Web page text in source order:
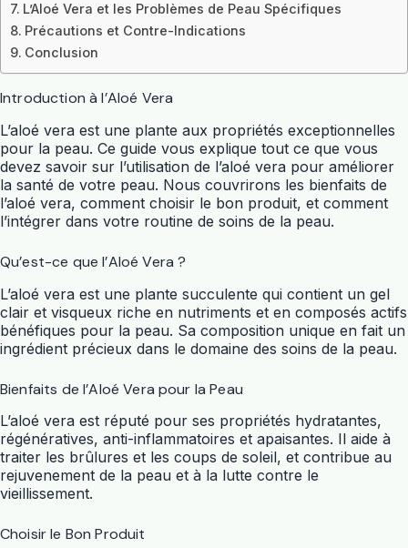
L’Aloé Vera et les Problèmes de Peau Spécifiques
Précautions et Contre-Indications
Conclusion
Introduction à l’Aloé Vera
L’aloé vera est une plante aux propriétés exceptionnelles
pour la peau. Ce guide vous explique tout ce que vous
devez savoir sur l’utilisation de l’aloé vera pour améliorer
la santé de votre peau. Nous couvrirons les bienfaits de
l’aloé vera, comment choisir le bon produit, et comment
l’intégrer dans votre routine de soins de la peau.
Qu’est-ce que l’Aloé Vera ?
L’aloé vera est une plante succulente qui contient un gel
clair et visqueux riche en nutriments et en composés actifs
bénéfiques pour la peau. Sa composition unique en fait un
ingrédient précieux dans le domaine des soins de la peau.
Bienfaits de l’Aloé Vera pour la Peau
L’aloé vera est réputé pour ses propriétés hydratantes,
régénératives, anti-inflammatoires et apaisantes. Il aide à
traiter les brûlures et les coups de soleil, et contribue au
rejuvenement de la peau et à la lutte contre le
vieillissement.
Choisir le Bon Produit